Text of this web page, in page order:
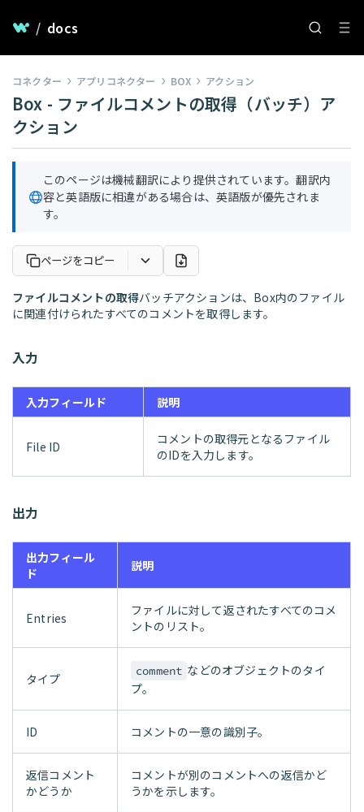
/ docs
コネクター アプリコネクター BOX アクション
Box - ファイルコメントの取得（バッチ）ア
クション
このページは機械翻訳により提供されています。翻訳内
容と英語版に相違がある場合は、英語版が優先されま
す。
ページをコピー
ファイルコメントの取得バッチアクションは、Box内のファイル
に関連付けられたすべてのコメントを取得します。
入力
入力フィールド 説明
File ID
コメントの取得元となるファイル
のIDを入力します。
出力
出力フィール
ド
説明
Entries
ファイルに対して返されたすべてのコメ
ントのリスト。
タイプ comment などのオブジェクトのタイ
プ。
ID コメントの一意の識別子。
返信コメント
かどうか
コメントが別のコメントへの返信かど
うかを示します。